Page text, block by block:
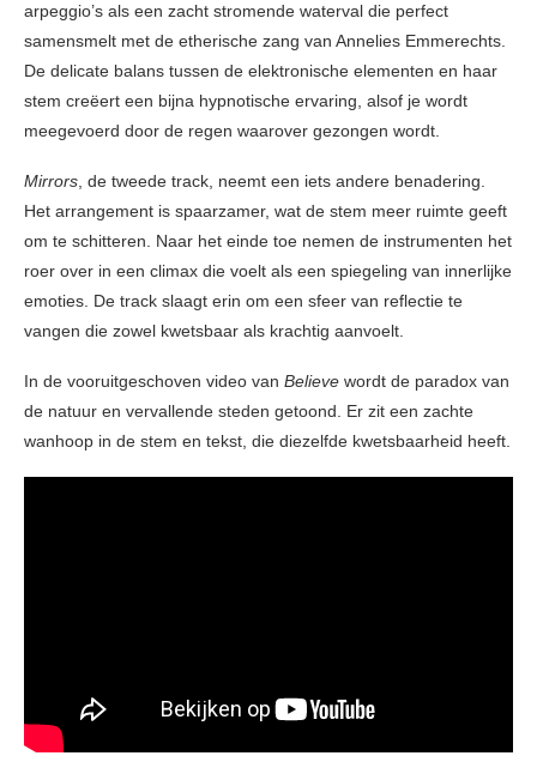
arpeggio’s als een zacht stromende waterval die perfect
samensmelt met de etherische zang van Annelies Emmerechts.
De delicate balans tussen de elektronische elementen en haar
stem creëert een bijna hypnotische ervaring, alsof je wordt
meegevoerd door de regen waarover gezongen wordt.
Mirrors, de tweede track, neemt een iets andere benadering.
Het arrangement is spaarzamer, wat de stem meer ruimte geeft
om te schitteren. Naar het einde toe nemen de instrumenten het
roer over in een climax die voelt als een spiegeling van innerlijke
emoties. De track slaagt erin om een sfeer van reflectie te
vangen die zowel kwetsbaar als krachtig aanvoelt.
In de vooruitgeschoven video van Believe wordt de paradox van
de natuur en vervallende steden getoond. Er zit een zachte
wanhoop in de stem en tekst, die diezelfde kwetsbaarheid heeft.